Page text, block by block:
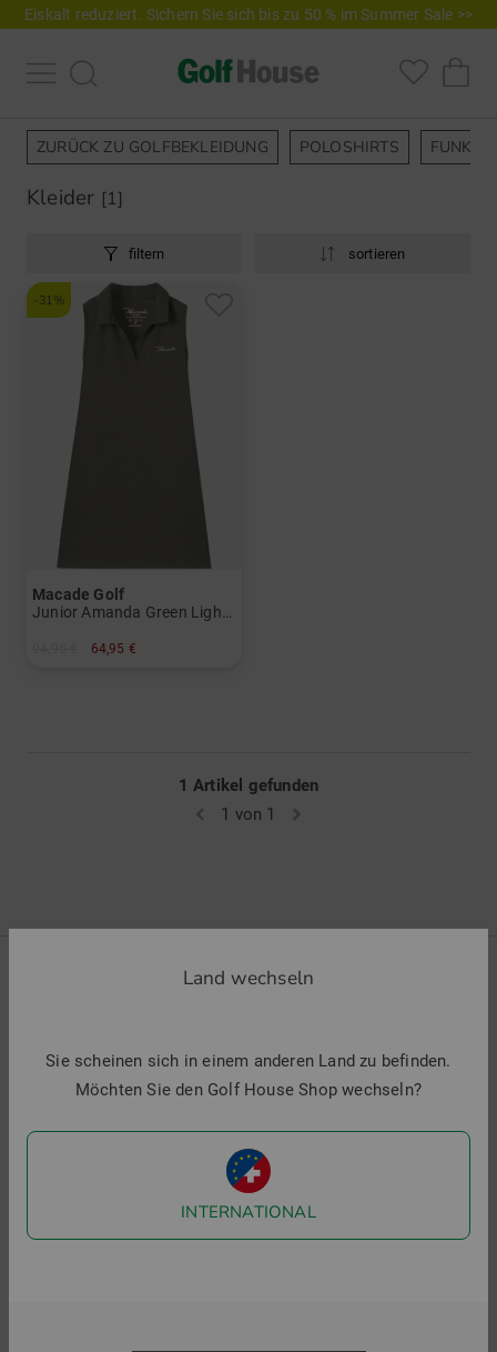
Eiskalt reduziert. Sichern Sie sich bis zu 50 % im Summer Sale >>
ZURÜCK ZU GOLFBEKLEIDUNG POLOSHIRTS
Kleider [1]
filtern sortieren
-31%
Macade Golf
64,95 €
1 Artikel gefunden
1 von 1
Golf House im Social Web
Folgen Sie uns auf Facebook & Co und erfahren Sie alles
Wissenswerte rund ums Thema Golfsport.
Land wechseln
Sie scheinen sich in einem anderen Land zu befinden.
Möchten Sie den Golf House Shop wechseln?
INTERNATIONAL